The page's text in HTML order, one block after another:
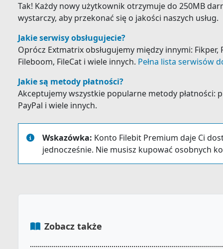
Tak! Każdy nowy użytkownik otrzymuje do 250MB
wystarczy, aby przekonać się o jakości naszych usług.
Jakie serwisy obsługujecie?
Oprócz Extmatrix obsługujemy między innymi:
Fileboom, FileCat i wiele innych. Pełna lista serwisów
Jakie są metody płatności?
Akceptujemy wszystkie popularne metody płatności:
PayPal i wiele innych.
Wskazówka: Konto Filebit Premium daje Ci
jednocześnie. Nie musisz kupować osobnych
Zobacz także